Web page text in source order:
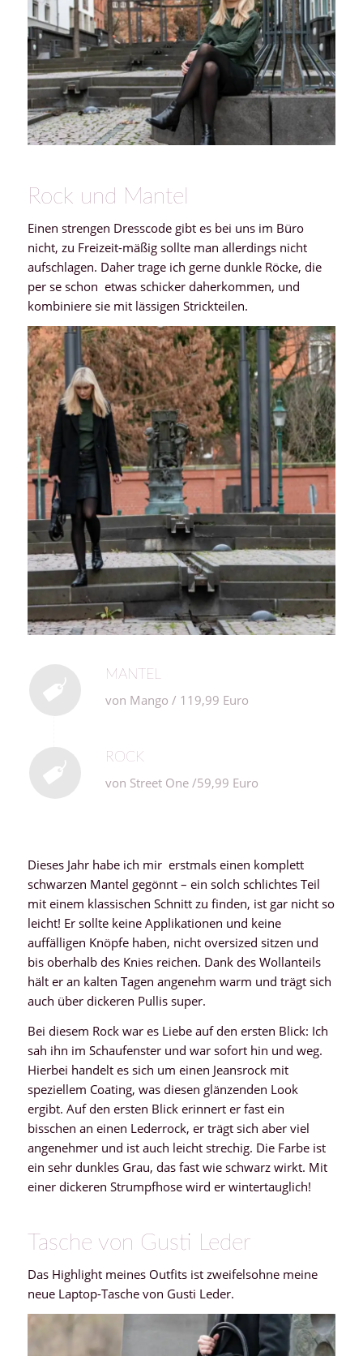
Rock und Mantel
Einen strengen Dresscode gibt es bei uns im Büro
nicht, zu Freizeit-mäßig sollte man allerdings nicht
aufschlagen. Daher trage ich gerne dunkle Röcke, die
per se schon etwas schicker daherkommen, und
kombiniere sie mit lässigen Strickteilen.
MANTEL
von Mango / 119,99 Euro
ROCK
von Street One /59,99 Euro
Dieses Jahr habe ich mir erstmals einen komplett
schwarzen Mantel gegönnt – ein solch schlichtes Teil
mit einem klassischen Schnitt zu finden, ist gar nicht so
leicht! Er sollte keine Applikationen und keine
auffälligen Knöpfe haben, nicht oversized sitzen und
bis oberhalb des Knies reichen. Dank des Wollanteils
hält er an kalten Tagen angenehm warm und trägt sich
auch über dickeren Pullis super.
Bei diesem Rock war es Liebe auf den ersten Blick: Ich
sah ihn im Schaufenster und war sofort hin und weg.
Hierbei handelt es sich um einen Jeansrock mit
speziellem Coating, was diesen glänzenden Look
ergibt. Auf den ersten Blick erinnert er fast ein
bisschen an einen Lederrock, er trägt sich aber viel
angenehmer und ist auch leicht strechig. Die Farbe ist
ein sehr dunkles Grau, das fast wie schwarz wirkt. Mit
einer dickeren Strumpfhose wird er wintertauglich!
Tasche von Gusti Leder
Das Highlight meines Outfits ist zweifelsohne meine
neue Laptop-Tasche von Gusti Leder.